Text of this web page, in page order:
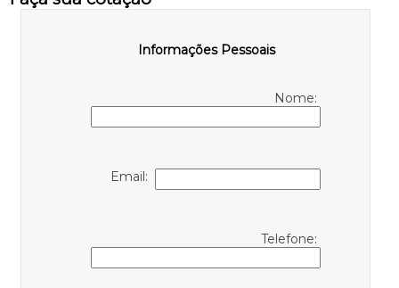
Informações Pessoais
Nome:
Email:
Telefone: